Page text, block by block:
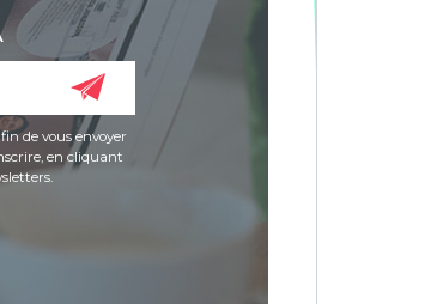
de vous envoyer
en cliquant